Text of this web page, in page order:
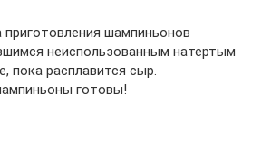
шампиньонов
неиспользованным натертым
расплавится сыр.
готовы!